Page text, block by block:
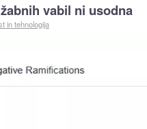
vabil ni usodna
in tehnologija